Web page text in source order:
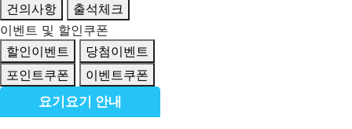
건의사항
출석체크
이벤트 및 할인쿠폰
할인이벤트
당첨이벤트
포인트쿠폰
이벤트쿠폰
요기요기 안내